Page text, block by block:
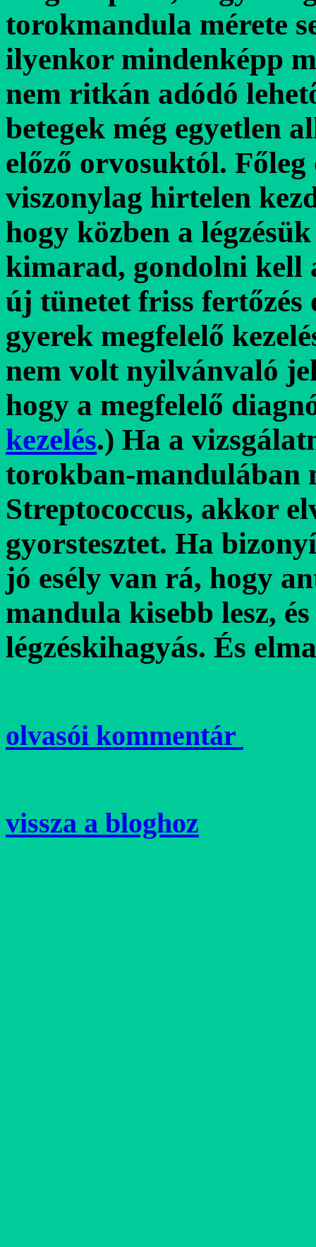
torokmandula mérete
ilyenkor mindenképp
nem ritkán adódó
betegek még egyetlen
előző orvosuktól.
viszonylag hirtelen
hogy közben a
kimarad, gondolni kell
új tünetet friss fertőzés
gyerek megfelelő
nem volt nyilvánvaló
hogy a megfelelő
kezelés.) Ha a
torokban-mandulában
Streptococcus, akkor
gyorstesztet. Ha
jó esély van rá, hogy
mandula kisebb lesz,
légzéskihagyás. És
olvasói kommentár
vissza a bloghoz